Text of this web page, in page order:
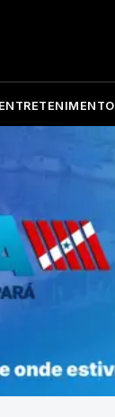
ENTRETENIMENTO